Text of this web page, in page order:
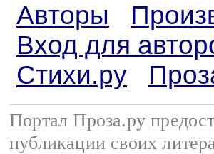
Авторы
Вход для
Стихи.ру
Портал Проза.ру
публикации своих